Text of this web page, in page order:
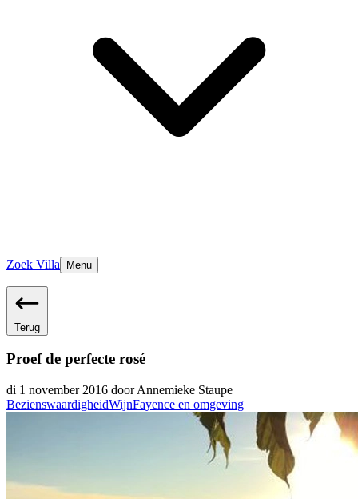
Zoek Villa Menu
Terug
Proef de perfecte rosé
di 1 november 2016 door Annemieke Staupe
BezienswaardigheidWijnFayence en omgeving